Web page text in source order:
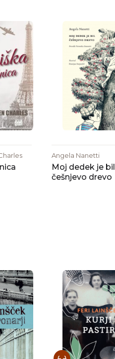
Angela Nanetti
Moj dedek je bil
češnjevo drevo